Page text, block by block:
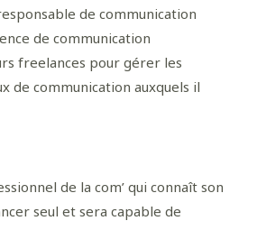
de communication
de communication
freelances pour gérer les
de communication auxquels il
de la com’ qui connaît son
seul et sera capable de